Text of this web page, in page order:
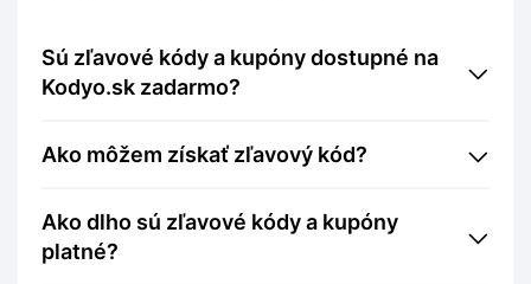
Sú zľavové kódy a kupóny dostupné na
Kodyo.sk zadarmo?
Ako môžem získať zľavový kód?
Ako dlho sú zľavové kódy a kupóny
platné?